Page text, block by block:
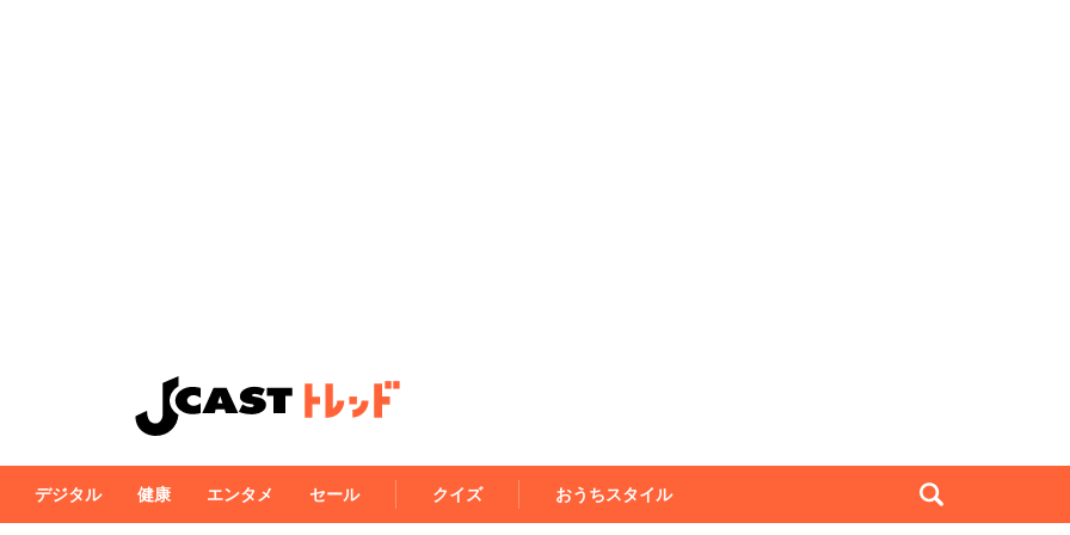
デジタル 健康 エンタメ セール クイズ おうちスタイル